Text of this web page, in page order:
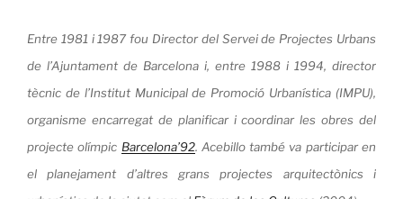
Entre 1981 i 1987 fou Director del Servei de Projectes Urbans
de l’Ajuntament de Barcelona i, entre 1988 i 1994, director
tècnic de l’Institut Municipal de Promoció Urbanística (IMPU),
organisme encarregat de planificar i coordinar les obres del
projecte olímpic Barcelona’92. Acebillo també va participar en
el planejament d’altres grans projectes arquitectònics i